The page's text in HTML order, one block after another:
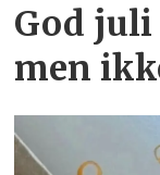
God juli
men